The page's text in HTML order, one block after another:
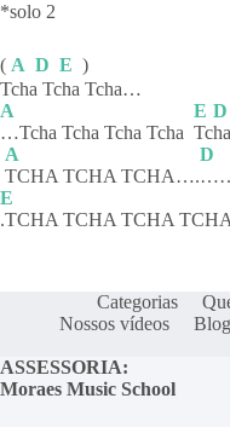
*solo 2
( A D E )
Tcha Tcha Tcha…
A
…Tcha Tcha Tcha Tcha
E
Tc
D
ha
A
TCHA TCHA TCHA….
D
E
.TCHA TCHA TCHA
Categorias
Nossos vídeos
Blog
ASSESSORIA:
Moraes Music School